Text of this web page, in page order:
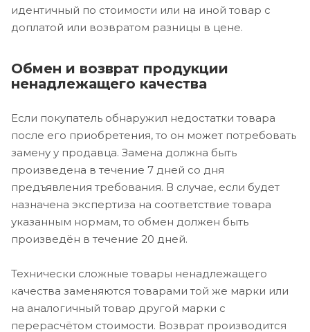
идентичный по стоимости или на иной товар с
доплатой или возвратом разницы в цене.
Обмен и возврат продукции
ненадлежащего качества
Если покупатель обнаружил недостатки товара
после его приобретения, то он может потребовать
замену у продавца. Замена должна быть
произведена в течение 7 дней со дня
предъявления требования. В случае, если будет
назначена экспертиза на соответствие товара
указанным нормам, то обмен должен быть
произведён в течение 20 дней.
Технически сложные товары ненадлежащего
качества заменяются товарами той же марки или
на аналогичный товар другой марки с
перерасчётом стоимости. Возврат производится